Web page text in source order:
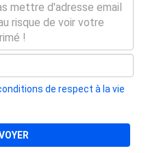
de respect à la vie